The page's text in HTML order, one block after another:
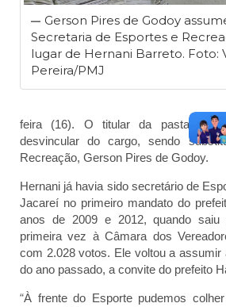
Gerson Pires de Godoy
Secretaria de Esportes e
lugar de Hernani Barreto. Foto:
Pereira/PMJ
feira (16). O titular da pasta,
desvincular do cargo, sendo
Recreação, Gerson Pires de Godoy.
Hernani já havia sido secretário de
Jacareí no primeiro mandato do
anos de 2009 e 2012, quando saiu
primeira vez à Câmara dos
com 2.028 votos. Ele voltou a assumir
do ano passado, a convite do prefeito
“À frente do Esporte pudemos